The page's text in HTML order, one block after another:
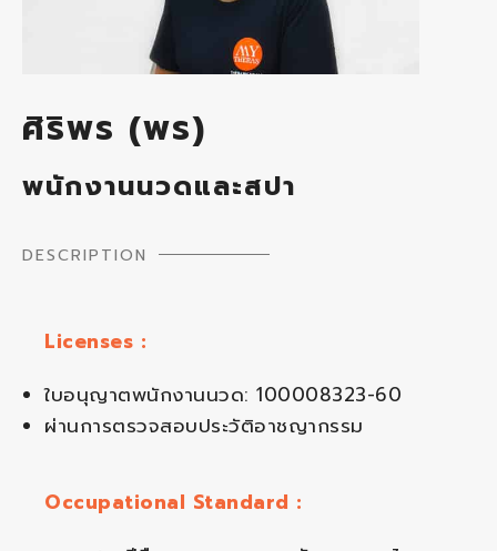
ศิริพร (พร)
พนักงานนวดและสปา
DESCRIPTION
Licenses :
ใบอนุญาตพนักงานนวด: 100008323-60
ผ่านการตรวจสอบประวัติอาชญากรรม
Occupational Standard :